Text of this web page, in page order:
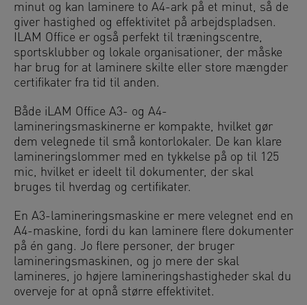
minut og kan laminere to A4-ark på et minut, så de
giver hastighed og effektivitet på arbejdspladsen.
ILAM Office er også perfekt til træningscentre,
sportsklubber og lokale organisationer, der måske
har brug for at laminere skilte eller store mængder
certifikater fra tid til anden.
Både iLAM Office A3- og A4-
lamineringsmaskinerne er kompakte, hvilket gør
dem velegnede til små kontorlokaler. De kan klare
lamineringslommer med en tykkelse på op til 125
mic, hvilket er ideelt til dokumenter, der skal
bruges til hverdag og certifikater.
En A3-lamineringsmaskine er mere velegnet end en
A4-maskine, fordi du kan laminere flere dokumenter
på én gang. Jo flere personer, der bruger
lamineringsmaskinen, og jo mere der skal
lamineres, jo højere lamineringshastigheder skal du
overveje for at opnå større effektivitet.